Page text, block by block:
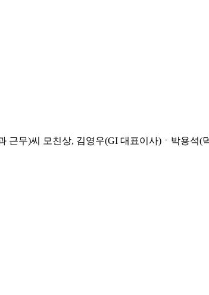
무)씨 모친상, 김영우(GI 대표이사)ㆍ박용석(